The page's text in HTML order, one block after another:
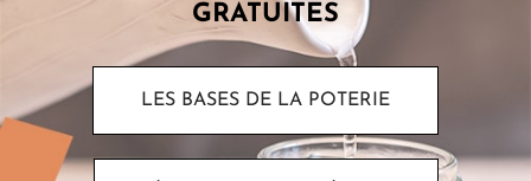
GRATUITES
LES BASES DE LA POTERIE